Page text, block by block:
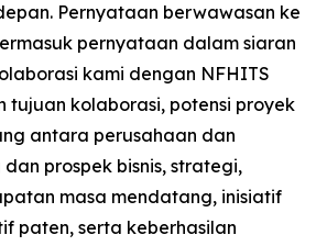
Pernyataan berwawasan ke
pernyataan dalam siaran
kami dengan NFHITS
tujuan kolaborasi, potensi proyek
antara perusahaan dan
prospek bisnis, strategi,
masa mendatang, inisiatif
paten, serta keberhasilan